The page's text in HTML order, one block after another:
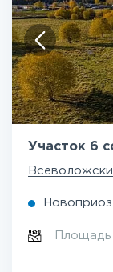
Участок 6
Площадь